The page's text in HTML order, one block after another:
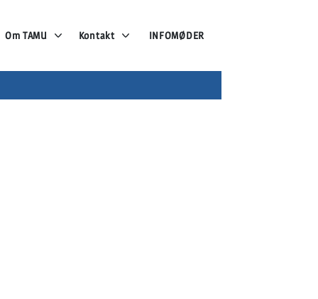
Om TAMU Kontakt INFOMØDER